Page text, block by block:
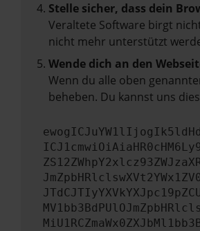
Stelle sicher, dass dein
Veraltete Software birgt
nicht mehr unterstützt
Wende dich an den
Wenn du alle oben
beheben. Du kannst uns